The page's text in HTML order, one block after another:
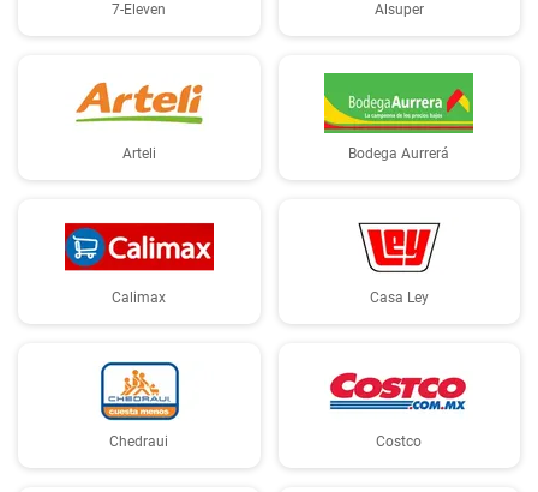
7-Eleven Alsuper
Arteli Bodega Aurrerá
Calimax Casa Ley
Chedraui Costco